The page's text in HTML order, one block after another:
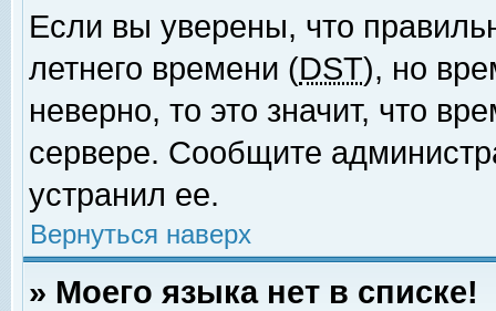
Если вы уверены, что
летнего времени (DST), но
неверно, то это значит, что
сервере. Сообщите
устранил ее.
Вернуться наверх
» Моего языка нет в списке!